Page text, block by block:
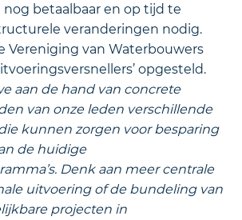
betaalbaar en op tijd te
veranderingen nodig.
Vereniging van Waterbouwers
opgesteld.
aan de hand van concrete
van onze leden verschillende
kunnen zorgen voor besparing
de huidige
Denk aan meer centrale
uitvoering of de bundeling van
projecten in